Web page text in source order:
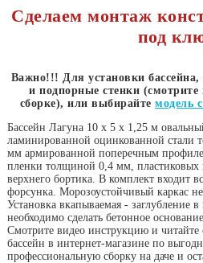
Сделаем монтаж
под
Важно!!! Для установки
и подпорные стенки
сборке), или выбирайтемодель
Бассейн Лагуна 10 х 5 х 1,25 м
ламинированной оцинкованной стали
мм армированной поперечным
пленки толщиной 0,4 мм,
верхнего бортика. В комплект входит
форсунка. Морозоустойчивый каркас
Установка вкапываемая - заглубление
необходимо сделать бетонное
Смотрите видео инструкцию и
бассейн в интернет-магазине по
профессиональную сборку на даче и